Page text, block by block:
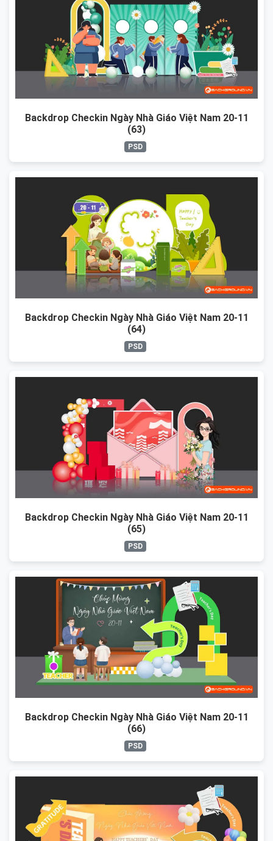
Backdrop Checkin Ngày Nhà Giáo Việt Nam 20-11
(63)
PSD
Backdrop Checkin Ngày Nhà Giáo Việt Nam 20-11
(64)
PSD
Backdrop Checkin Ngày Nhà Giáo Việt Nam 20-11
(65)
PSD
Backdrop Checkin Ngày Nhà Giáo Việt Nam 20-11
(66)
PSD